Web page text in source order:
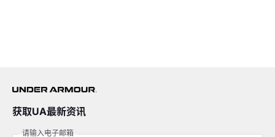
获取UA最新资讯
请输入电子邮箱